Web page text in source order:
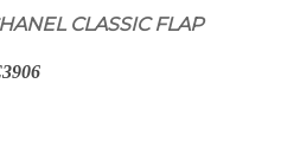
CLASSIC FLAP